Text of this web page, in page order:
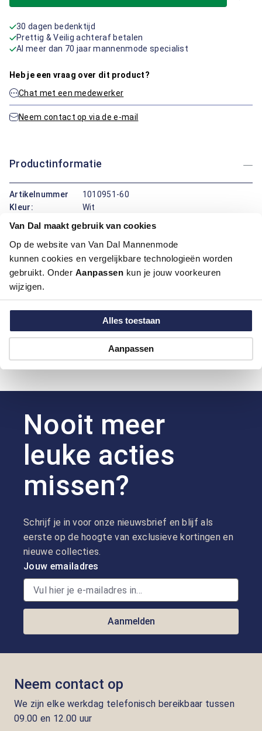
Van Dal maakt gebruik van cookies
Op de website van Van Dal Mannenmode
kunnen cookies en vergelijkbare technologieën worden
gebruikt. Onder Aanpassen kun je jouw voorkeuren
wijzigen.
Alles toestaan
Aanpassen
30 dagen bedenktijd
Prettig & Veilig achteraf betalen
Al meer dan 70 jaar mannenmode specialist
Heb je een vraag over dit product?
Chat met een medewerker
Neem contact op via de e-mail
Productinformatie
Artikelnummer
1010951-60
Kleur:
Wit
Maatinformatie
Over Bartlett
Hoe kan ik betalen?
Nooit meer
leuke acties
missen?
Schrijf je in voor onze nieuwsbrief en blijf als
eerste op de hoogte van exclusieve kortingen en
nieuwe collecties.
Jouw emailadres
Aanmelden
Neem contact op
We zijn elke werkdag telefonisch bereikbaar tussen
09.00 en 12.00 uur